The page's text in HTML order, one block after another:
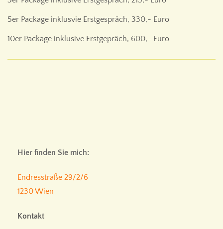
5er Package inklusvie Erstgespräch, 330,- Euro
10er Package inklusive Erstgepräch, 600,- Euro
Hier finden Sie mich:
Endresstraße 29/2/6
1230 Wien
Kontakt